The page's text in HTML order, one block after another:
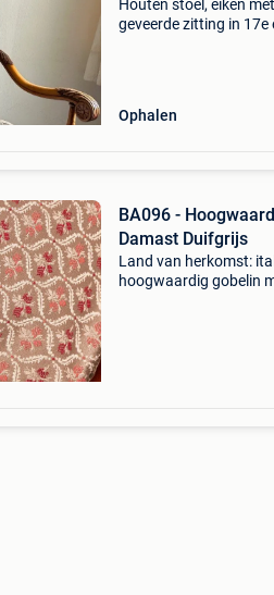
Houten stoel, eiken
geveerde zitting in 17e
Ophalen
BA096 -
Damast Duifgrijs
Land van herkomst:
hoogwaardig gobelin